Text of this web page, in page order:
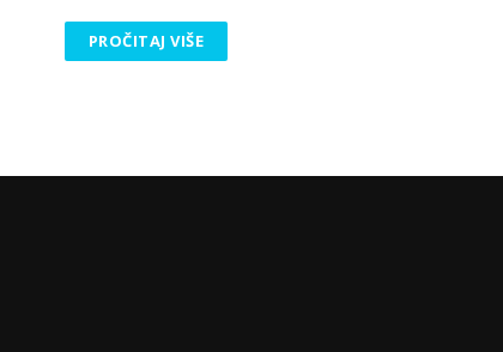
PROČITAJ VIŠE